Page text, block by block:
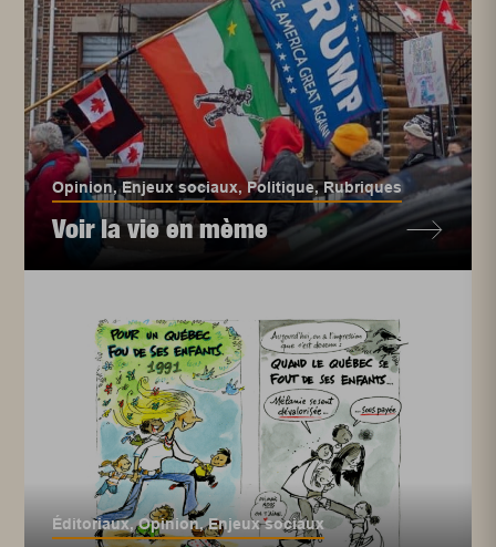
Opinion,Enjeux sociaux,Politique,Rubriques
Voir la vie en mème
Éditoriaux,Opinion,Enjeux sociaux